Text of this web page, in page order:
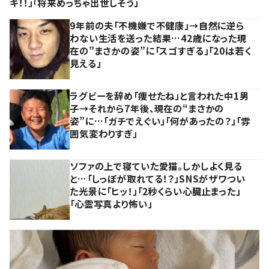
9年前の夫「不機嫌で不健康」→自然に逆ら
わない生活を送った結果…42歳になった現
在の”まさかの姿”に「スゴすぎる」「20は若く
見える」
ラグビーを辞め「痩せたね」と言われた中1男
子→それから7年後、現在の“まさかの
姿”に…「ガチでえぐい」「何があったの？」「雰
囲気変わりすぎ」
ソファの上で寝ていた愛猫。しかしよく見る
と…「しっぽが取れてる！？」SNSがザワつい
た光景に「ヒッ！」「2秒くらい心臓止まった」
「心霊写真より怖い」